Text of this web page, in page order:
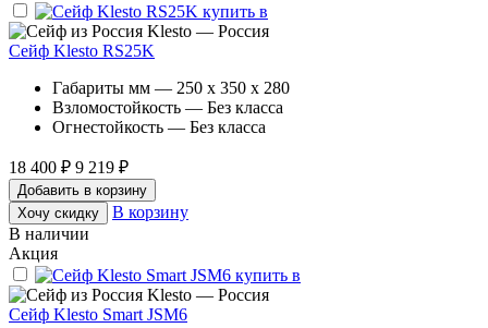
Klesto — Россия
Сейф Klesto RS25K
Габариты мм — 250 x 350 x 280
Взломостойкость — Без класса
Огнестойкость — Без класса
18 400 ₽ 9 219 ₽
Добавить в корзину
Хочу скидку
В корзину
В наличии
Акция
Klesto — Россия
Сейф Klesto Smart JSM6